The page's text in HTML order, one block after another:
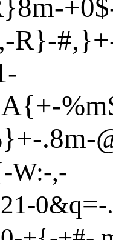
}8m-+0$
,-R}-#,}
A{+-%m
+-.8m-
-W:-,-
21-0&q=-